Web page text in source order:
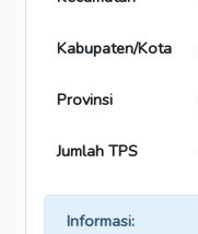
Kabupaten/Kota
Provinsi
Jumlah TPS
Informasi: